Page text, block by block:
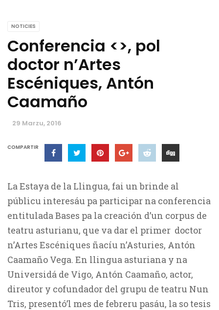
NOTICIES
Conferencia <>, pol
doctor n’Artes
Escéniques, Antón
Caamaño
29 Marzu, 2016
COMPARTIR
La Estaya de la Llingua, fai un brinde al
públicu interesáu pa participar na conferencia
entitulada Bases pa la creación d’un corpus de
teatru asturianu, que va dar el primer doctor
n’Artes Escéniques ñacíu n’Asturies, Antón
Caamaño Vega. En llingua asturiana y na
Universidá de Vigo, Antón Caamaño, actor,
direutor y cofundador del grupu de teatru Nun
Tris, presentó’l mes de febreru pasáu, la so tesis